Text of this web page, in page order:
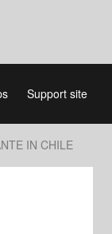
Support site
IN CHILE